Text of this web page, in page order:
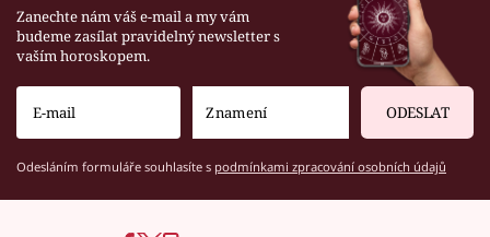
Zanechte nám váš e-mail a my vám
budeme zasílat pravidelný newsletter s
vaším horoskopem.
ODESLAT
Odesláním formuláře souhlasíte s podmínkami zpracování osobních údajů